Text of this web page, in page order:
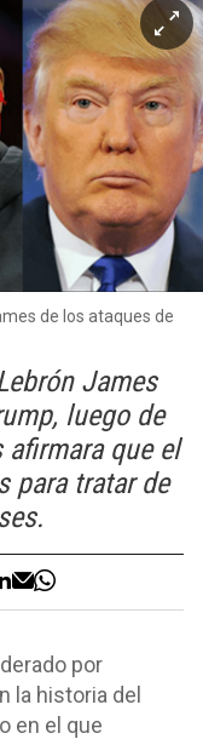
de los ataques de
James
luego de
que el
para tratar de
por
la historia del
en el que